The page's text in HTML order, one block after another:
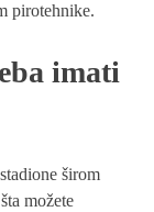
pirotehnike.
imati
širom
možete